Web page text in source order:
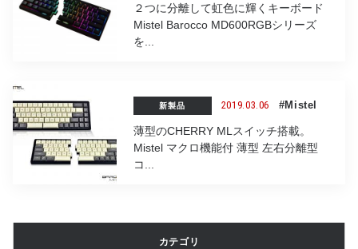
２つに分離して虹色に輝くキーボード
Mistel Barocco MD600RGBシリーズ
を...
新製品 2019.03.06 #Mistel
薄型のCHERRY MLスイッチ搭載。
Mistel マクロ機能付 薄型 左右分離型
コ...
カテゴリ